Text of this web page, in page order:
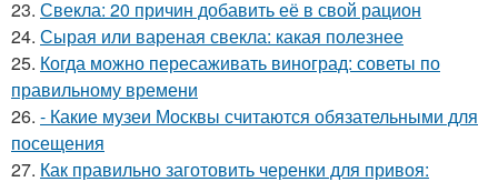
23. Свекла: 20 причин добавить её в свой рацион
24. Сырая или вареная свекла: какая полезнее
25. Когда можно пересаживать виноград: советы по
правильному времени
26. - Какие музеи Москвы считаются обязательными для
посещения
27. Как правильно заготовить черенки для привоя: